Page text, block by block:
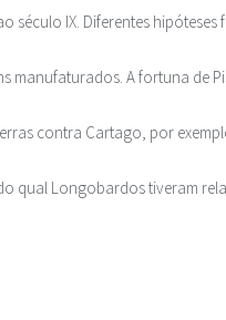
IX. Diferentes hipóteses
A fortuna de
contra Cartago, por
qual Longobardos tiveram